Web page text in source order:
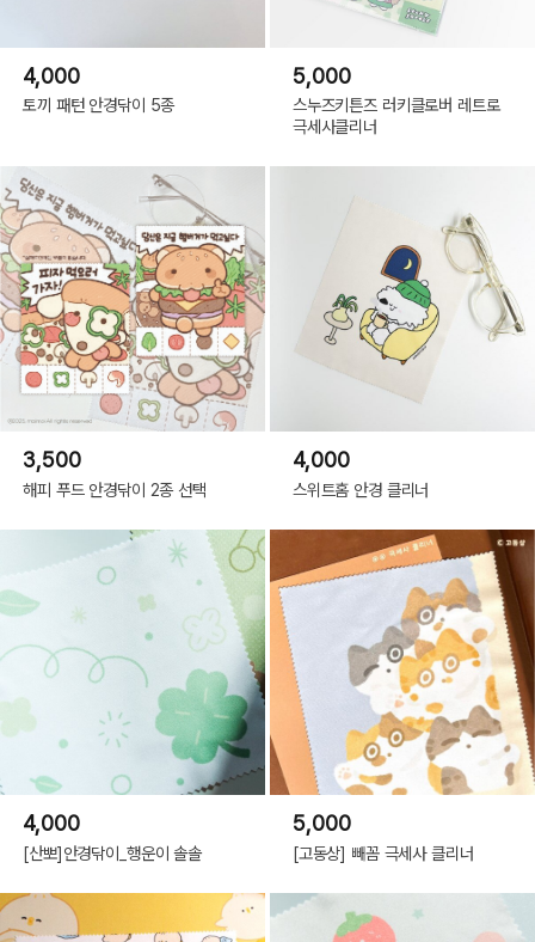
4,000
토끼 패턴 안경닦이 5종
5,000
스누즈키튼즈 러키클로버 레트로
극세사클리너
3,500
해피 푸드 안경닦이 2종 선택
4,000
스위트홈 안경 클리너
4,000
[산뽀]안경닦이_행운이 솔솔
5,000
[고동상] 빼꼼 극세사 클리너